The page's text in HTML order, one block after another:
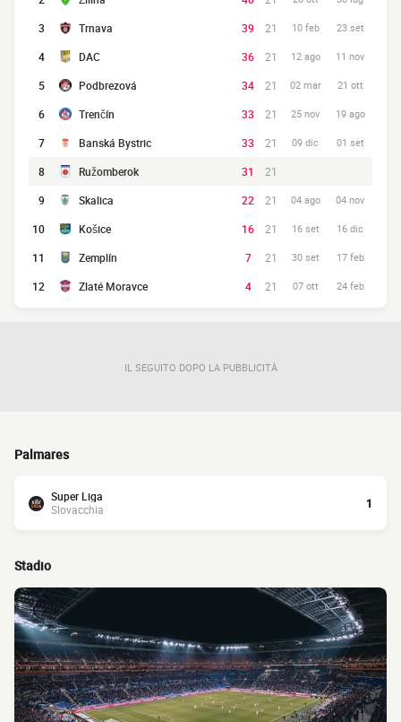
3 Trnava 39 21 10 feb 23 set
4 DAC 36 21 12 ago 11 nov
5 Podbrezová 34 21 02 mar 21 ott
6 Trenčín 33 21 25 nov 19 ago
7 Banská Bystric 33 21 09 dic 01 set
8 Ružomberok 31
21
9
Skalica 22 21 04 ago 04 nov
10 Košice 16 21 16 set 16 dic
11 Zemplín 7 21 30 set 17 feb
12 Zlaté Moravce 4 21 07 ott 24 feb
IL SEGUITO DOPO LA PUBBLICITÀ
Palmares
Super Liga
Slovacchia
1
Stadio